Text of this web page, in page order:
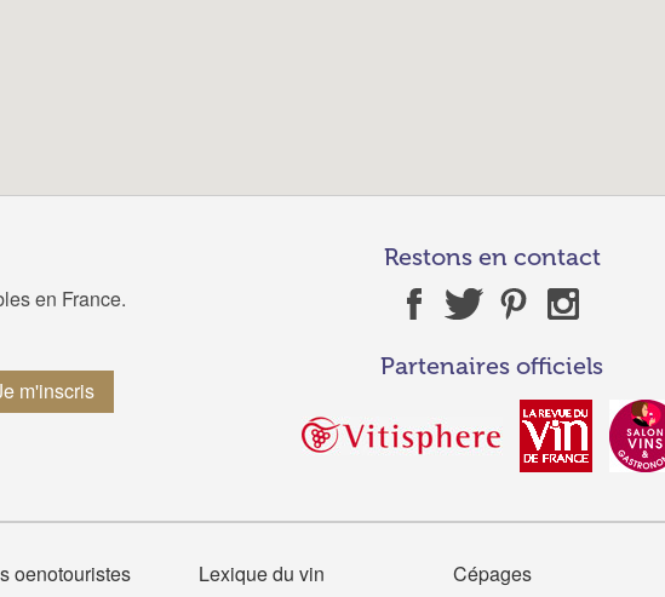
en France.
Restons en contact
Partenaires officiels
oenotouristes Lexique du vin Cépages